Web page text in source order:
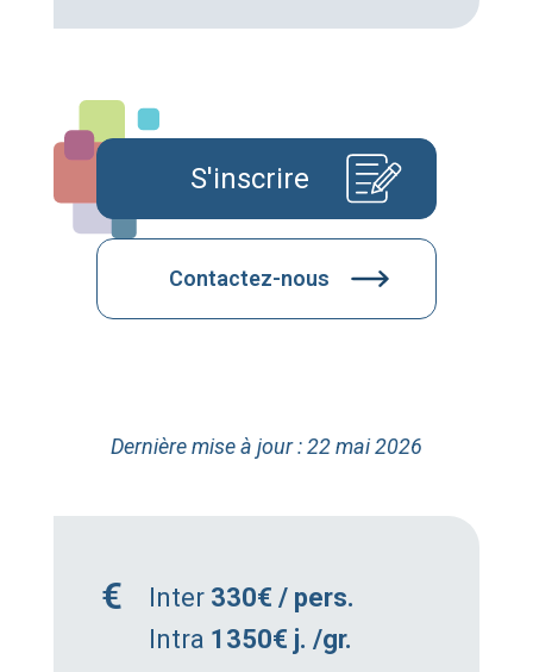
S'inscrire
Contactez-nous
Dernière mise à jour : 22 mai 2026
Inter 330€ / pers.
Intra 1350€ j. /gr.